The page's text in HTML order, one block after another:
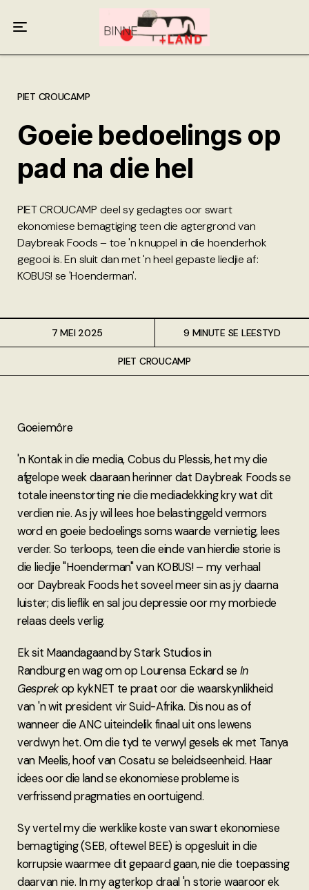
PIET CROUCAMP
Goeie bedoelings op
pad na die hel
PIET CROUCAMP deel sy gedagtes oor swart
ekonomiese bemagtiging teen die agtergrond van
Daybreak Foods – toe 'n knuppel in die hoenderhok
gegooi is. En sluit dan met 'n heel gepaste liedjie af:
KOBUS! se 'Hoenderman'.
7 MEI 2025
PIET CROUCAMP
9 MINUTE SE LEESTYD
Goeiemôre
'n Kontak in die media, Cobus du Plessis, het my die
afgelope week daaraan herinner dat Daybreak Foods se
totale ineenstorting nie die mediadekking kry wat dit
verdien nie. As jy wil lees hoe belastinggeld vermors
word en goeie bedoelings soms waarde vernietig, lees
verder. So terloops, teen die einde van hierdie storie is
die liedjie "Hoenderman" van KOBUS! – my verhaal
oor Daybreak Foods het soveel meer sin as jy daarna
luister; dis lieflik en sal jou depressie oor my morbiede
relaas deels verlig.
Ek sit Maandagaand by Stark Studios in
Randburg en wag om op Lourensa Eckard seIn
Gesprekop kykNET te praat oor die waarskynlikheid
van 'n wit president vir Suid-Afrika. Dis nou as of
wanneer die ANC uiteindelik finaal uit ons lewens
verdwyn het. Om die tyd te verwyl gesels ek met Tanya
van Meelis, hoof van Cosatu se beleidseenheid. Haar
idees oor die land se ekonomiese probleme is
verfrissend pragmaties en oortuigend.
Sy vertel my die werklike koste van swart ekonomiese
bemagtiging (SEB, oftewel BEE) is opgesluit in die
korrupsie waarmee dit gepaard gaan, nie die toepassing
daarvan nie. In my agterkop draal 'n storie waaroor ek
Meer oor ons
Anneliese Burgess
Ali van Wyk
Piet Croucamp
Willem Kempen
Gas + Poste
Kop + Knoper